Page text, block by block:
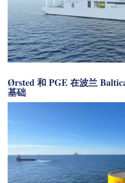
Ørsted 和 PGE 在波兰
基础